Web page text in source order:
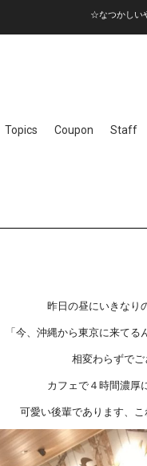
☆なつかしい
Topics Coupon Staff
昨日の昼にいきなり
「今、沖縄から東京に来てる
相変わらずでご
カフェで４時間濃厚
可愛い後輩であります、